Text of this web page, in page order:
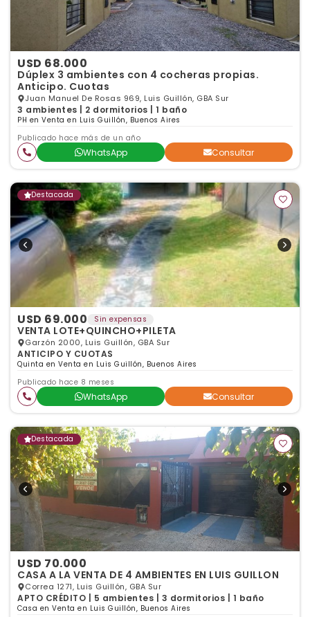
USD 68.000
Dúplex 3 ambientes con 4 cocheras propias.
Anticipo. Cuotas
Juan Manuel De Rosas 969, Luis Guillón, GBA Sur
3 ambientes | 2 dormitorios | 1 baño
PH en Venta en Luis Guillón, Buenos Aires
Publicado hace más de un año
WhatsApp Consultar
Destacada
USD 69.000 Sin expensas
VENTA LOTE+QUINCHO+PILETA
Garzón 2000, Luis Guillón, GBA Sur
ANTICIPO Y CUOTAS
Quinta en Venta en Luis Guillón, Buenos Aires
Publicado hace 8 meses
WhatsApp Consultar
Destacada
USD 70.000
CASA A LA VENTA DE 4 AMBIENTES EN LUIS GUILLON
Correa 1271, Luis Guillón, GBA Sur
APTO CRÉDITO | 5 ambientes | 3 dormitorios | 1 baño
Casa en Venta en Luis Guillón, Buenos Aires